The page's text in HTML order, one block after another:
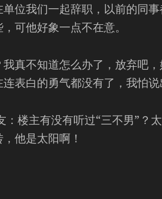
位我们一起辞职，以前的同事
可他好象一点不在意。
真不知道怎么办了，放弃吧
表白的勇气都没有了，我怕说
：楼主有没有听过“三不男”？
他是太阳啊！